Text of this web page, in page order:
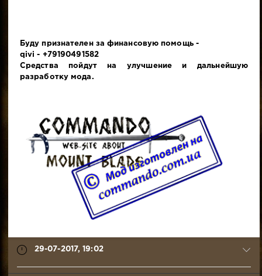
Буду признателен за финансовую помощь -
qivi - +79190491582
Средства пойдут на улучшение и дальнейшую
разработку мода.
29-07-2017, 19:02